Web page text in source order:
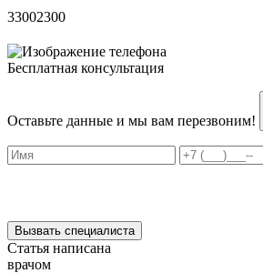
33002300
Бесплатная консультация
Оставьте данные и мы вам перезвоним!
Вызвать специалиста
Статья написана
врачом